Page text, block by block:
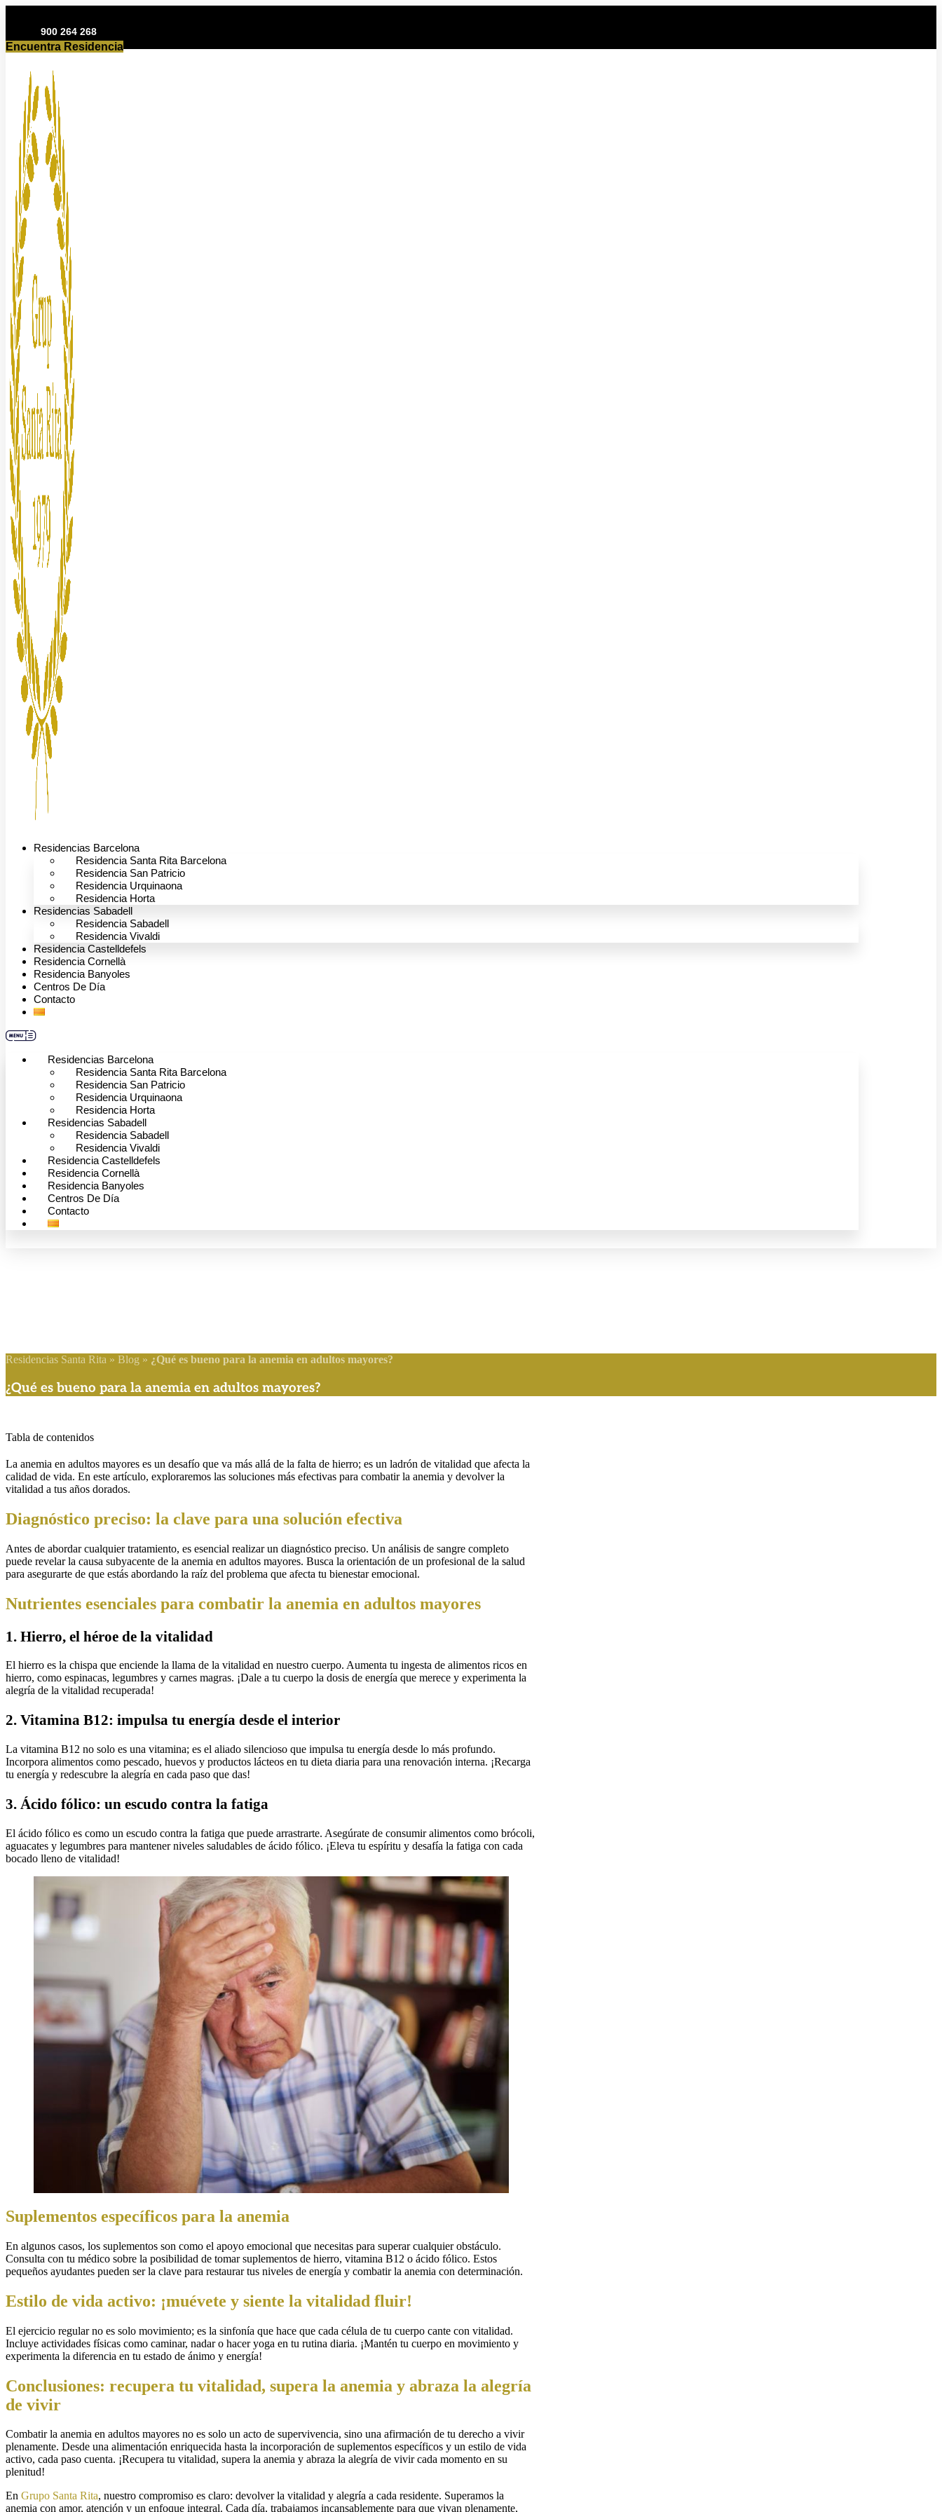
contenido900 264 268
Encuentra Residencia
Residencias Barcelona
Residencia Santa Rita Barcelona
Residencia San Patricio
Residencia Urquinaona
Residencia Horta
Residencias Sabadell
Residencia Sabadell
Residencia Vivaldi
Residencia Castelldefels
Residencia Cornellà
Residencia Banyoles
Centros De Día
Contacto
Residencias Barcelona
Residencia Santa Rita Barcelona
Residencia San Patricio
Residencia Urquinaona
Residencia Horta
Residencias Sabadell
Residencia Sabadell
Residencia Vivaldi
Residencia Castelldefels
Residencia Cornellà
Residencia Banyoles
Centros De Día
Contacto
Residencias Santa Rita » Blog » ¿Qué es bueno para la anemia en adultos mayores?
¿Qué es bueno para la anemia en adultos mayores?
Tabla de contenidos
La anemia en adultos mayores es un desafío que va más allá de la falta de hierro; es un ladrón de vitalidad que afecta la
calidad de vida. En este artículo, exploraremos las soluciones más efectivas para combatir la anemia y devolver la
vitalidad a tus años dorados.
Diagnóstico preciso: la clave para una solución efectiva
Antes de abordar cualquier tratamiento, es esencial realizar un diagnóstico preciso. Un análisis de sangre completo
puede revelar la causa subyacente de la anemia en adultos mayores. Busca la orientación de un profesional de la salud
para asegurarte de que estás abordando la raíz del problema que afecta tu bienestar emocional.
Nutrientes esenciales para combatir la anemia en adultos mayores
1. Hierro, el héroe de la vitalidad
El hierro es la chispa que enciende la llama de la vitalidad en nuestro cuerpo. Aumenta tu ingesta de alimentos ricos en
hierro, como espinacas, legumbres y carnes magras. ¡Dale a tu cuerpo la dosis de energía que merece y experimenta la
alegría de la vitalidad recuperada!
2. Vitamina B12: impulsa tu energía desde el interior
La vitamina B12 no solo es una vitamina; es el aliado silencioso que impulsa tu energía desde lo más profundo.
Incorpora alimentos como pescado, huevos y productos lácteos en tu dieta diaria para una renovación interna. ¡Recarga
tu energía y redescubre la alegría en cada paso que das!
3. Ácido fólico: un escudo contra la fatiga
El ácido fólico es como un escudo contra la fatiga que puede arrastrarte. Asegúrate de consumir alimentos como brócoli,
aguacates y legumbres para mantener niveles saludables de ácido fólico. ¡Eleva tu espíritu y desafía la fatiga con cada
bocado lleno de vitalidad!
Suplementos específicos para la anemia
En algunos casos, los suplementos son como el apoyo emocional que necesitas para superar cualquier obstáculo.
Consulta con tu médico sobre la posibilidad de tomar suplementos de hierro, vitamina B12 o ácido fólico. Estos
pequeños ayudantes pueden ser la clave para restaurar tus niveles de energía y combatir la anemia con determinación.
Estilo de vida activo: ¡muévete y siente la vitalidad fluir!
El ejercicio regular no es solo movimiento; es la sinfonía que hace que cada célula de tu cuerpo cante con vitalidad.
Incluye actividades físicas como caminar, nadar o hacer yoga en tu rutina diaria. ¡Mantén tu cuerpo en movimiento y
experimenta la diferencia en tu estado de ánimo y energía!
Conclusiones: recupera tu vitalidad, supera la anemia y abraza la alegría
de vivir
Combatir la anemia en adultos mayores no es solo un acto de supervivencia, sino una afirmación de tu derecho a vivir
plenamente. Desde una alimentación enriquecida hasta la incorporación de suplementos específicos y un estilo de vida
activo, cada paso cuenta. ¡Recupera tu vitalidad, supera la anemia y abraza la alegría de vivir cada momento en su
plenitud!
En Grupo Santa Rita, nuestro compromiso es claro: devolver la vitalidad y alegría a cada residente. Superamos la
anemia con amor, atención y un enfoque integral. Cada día, trabajamos incansablemente para que vivan plenamente,